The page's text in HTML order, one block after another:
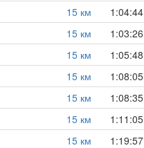
15 км 1:04:44
15 км 1:03:26
15 км 1:05:48
15 км 1:08:05
15 км 1:08:35
15 км 1:11:05
15 км 1:19:57